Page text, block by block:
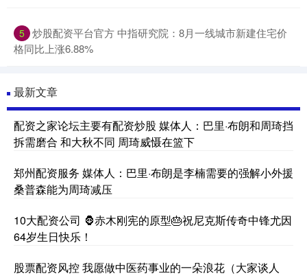
5 炒股配资平台官方 中指研究院：8月一线城市新建住宅价
格同比上涨6.88%
最新文章
配资之家论坛主要有配资炒股 媒体人：巴里·布朗和周琦挡
拆需磨合 和大秋不同 周琦威慑在篮下
郑州配资服务 媒体人：巴里·布朗是李楠需要的强解小外援
桑普森能为周琦减压
10大配资公司 🦍赤木刚宪的原型🎂祝尼克斯传奇中锋尤因
64岁生日快乐！
股票配资风控 我愿做中医药事业的一朵浪花（大家谈人